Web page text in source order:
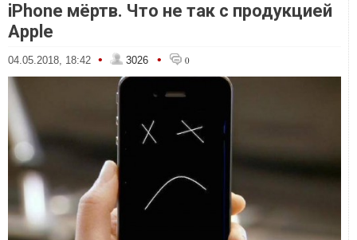
iPhone мёртв. Что не так с продукцией
Apple
04.05.2018, 18:42 • 3026 • 0